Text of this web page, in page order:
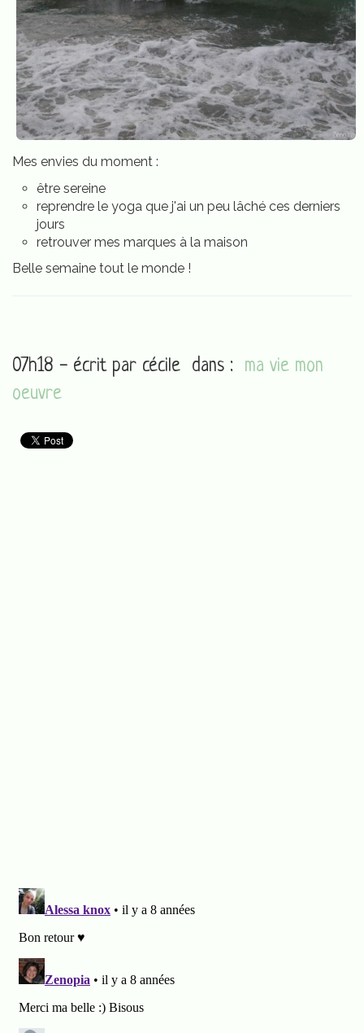
Mes envies du moment :
être sereine
reprendre le yoga que j'ai un peu lâché ces derniers
jours
retrouver mes marques à la maison
Belle semaine tout le monde !
07h18 - écrit par cécile dans : ma vie mon
oeuvre